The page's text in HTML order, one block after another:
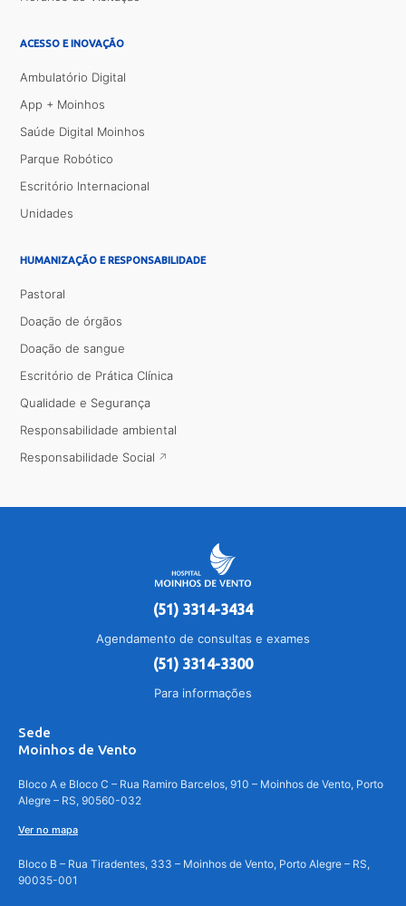
ACESSO E INOVAÇÃO
Ambulatório Digital
App + Moinhos
Saúde Digital Moinhos
Parque Robótico
Escritório Internacional
Unidades
HUMANIZAÇÃO E RESPONSABILIDADE
Pastoral
Doação de órgãos
Doação de sangue
Escritório de Prática Clínica
Qualidade e Segurança
Responsabilidade ambiental
Responsabilidade Social
(51) 3314-3434
Agendamento de consultas e exames
(51) 3314-3300
Para informações
Sede
Moinhos de Vento
Bloco A e Bloco C – Rua Ramiro Barcelos, 910 – Moinhos de Vento, Porto
Alegre – RS, 90560-032
Ver no mapa
Bloco B – Rua Tiradentes, 333 – Moinhos de Vento, Porto Alegre – RS,
90035-001